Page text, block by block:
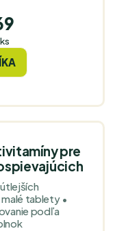
pre
tablety •
podľa